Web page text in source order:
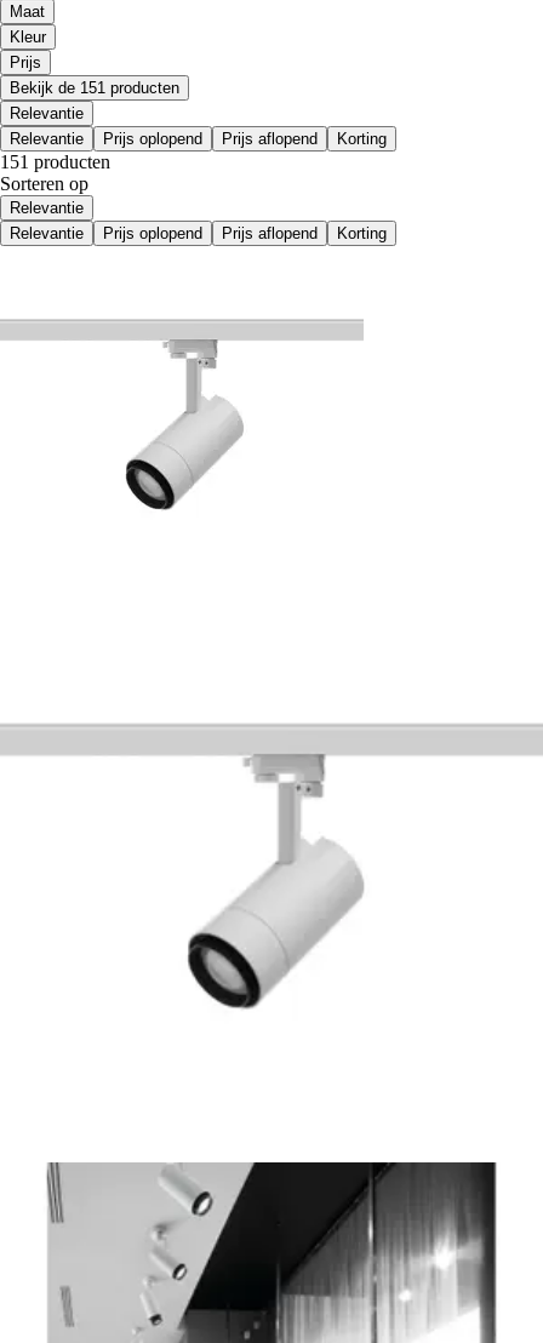
Maat
Kleur
Prijs
Bekijk de 151 producten
Relevantie
Relevantie
Prijs oplopend Prijs aflopend Korting
151 producten
Sorteren op
Relevantie
Relevantie
Prijs oplopend Prijs aflopend Korting